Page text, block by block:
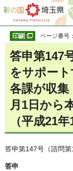
彩の国 埼玉県
ページ番号
答申第147
をサポー
各課が収集
月1日から
（平成21年
答申第147号（諮問第
答申